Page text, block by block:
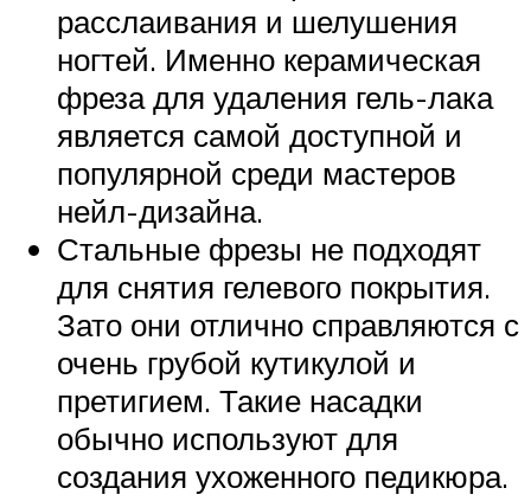
расслаивания и шелушения
ногтей. Именно керамическая
фреза для удаления гель-лака
является самой доступной и
популярной среди мастеров
нейл-дизайна.
Стальные фрезы не подходят
для снятия гелевого покрытия.
Зато они отлично справляются с
очень грубой кутикулой и
претигием. Такие насадки
обычно используют для
создания ухоженного педикюра.